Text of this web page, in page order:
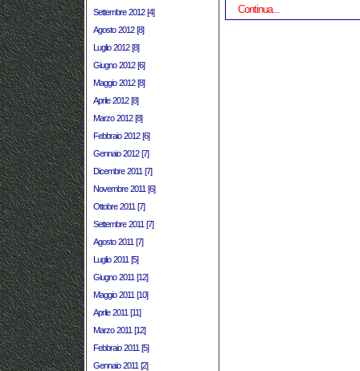
Settembre 2012 [4]
Agosto 2012 [8]
Luglio 2012 [8]
Giugno 2012 [6]
Maggio 2012 [8]
Aprile 2012 [8]
Marzo 2012 [8]
Febbraio 2012 [6]
Gennaio 2012 [7]
Dicembre 2011 [7]
Novembre 2011 [6]
Ottobre 2011 [7]
Settembre 2011 [7]
Agosto 2011 [7]
Luglio 2011 [5]
Giugno 2011 [12]
Maggio 2011 [10]
Aprile 2011 [11]
Marzo 2011 [12]
Febbraio 2011 [5]
Gennaio 2011 [2]
Continua...